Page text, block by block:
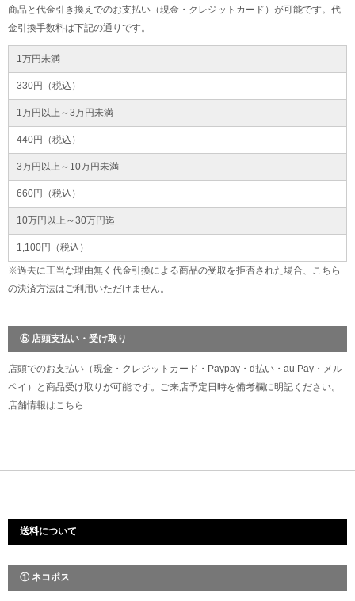
商品と代金引き換えでのお支払い（現金・クレジットカード）が可能です。代
金引換手数料は下記の通りです。
1万円未満
330円（税込）
1万円以上～3万円未満
440円（税込）
3万円以上～10万円未満
660円（税込）
10万円以上～30万円迄
1,100円（税込）
※過去に正当な理由無く代金引換による商品の受取を拒否された場合、こちら
の決済方法はご利用いただけません。
⑤ 店頭支払い・受け取り
店頭でのお支払い（現金・クレジットカード・Paypay・d払い・au Pay・メル
ペイ）と商品受け取りが可能です。ご来店予定日時を備考欄に明記ください。
店舗情報はこちら
送料について
① ネコポス